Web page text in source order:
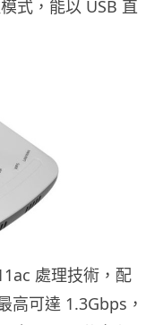
式，能以 USB 直
處理技術，配
高可達 1.3Gbps，